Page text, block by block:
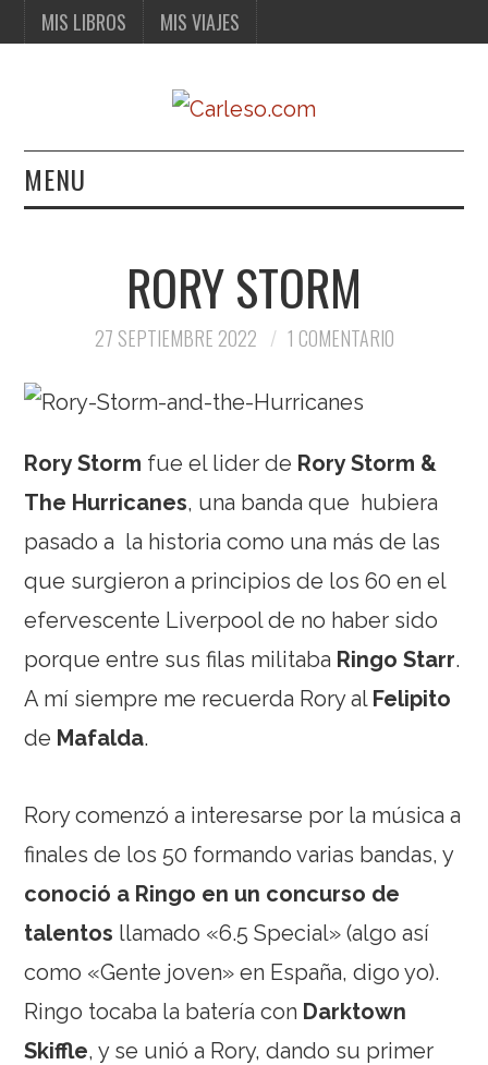
MIS LIBROS MIS VIAJES
MENU
MIS VIAJESRORY STORM
27 SEPTIEMBRE 2022 1 COMENTARIO
Rory Storm fue el lider de Rory Storm &
The Hurricanes, una banda que hubiera
pasado a la historia como una más de las
que surgieron a principios de los 60 en el
efervescente Liverpool de no haber sido
porque entre sus filas militaba Ringo Starr.
A mí siempre me recuerda Rory al Felipito
de Mafalda.
Rory comenzó a interesarse por la música a
finales de los 50 formando varias bandas, y
conoció a Ringo en un concurso de
talentos llamado «6.5 Special» (algo así
como «Gente joven» en España, digo yo).
Ringo tocaba la batería con Darktown
Skiffle, y se unió a Rory, dando su primer